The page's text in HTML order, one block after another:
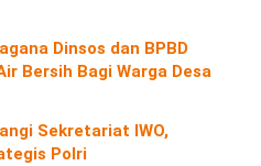
Dinsos dan BPBD
Bersih Bagi Warga Desa
Sekretariat IWO,
Polri